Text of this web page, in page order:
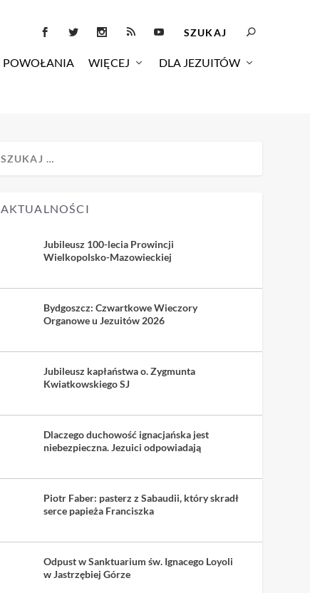
POWOŁANIA WIĘCEJ DLA JEZUITÓW
AKTUALNOŚCI
Jubileusz 100-lecia Prowincji
Wielkopolsko-Mazowieckiej
Bydgoszcz: Czwartkowe Wieczory
Organowe u Jezuitów 2026
Jubileusz kapłaństwa o. Zygmunta
Kwiatkowskiego SJ
Dlaczego duchowość ignacjańska jest
niebezpieczna. Jezuici odpowiadają
Piotr Faber: pasterz z Sabaudii, który skradł
serce papieża Franciszka
Odpust w Sanktuarium św. Ignacego Loyoli
w Jastrzębiej Górze